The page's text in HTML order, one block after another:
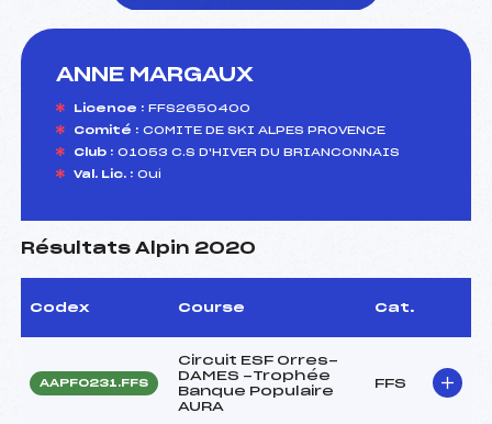
ANNE MARGAUX
Licence : FFS2650400
Comité : COMITE DE SKI ALPES PROVENCE
Club : 01053 C.S D'HIVER DU BRIANCONNAIS
Val. Lic. : Oui
Résultats Alpin 2020
Codex Course Cat.
AAPF0231.FFS
Circuit ESF Orres-
DAMES -Trophée
Banque Populaire
AURA
FFS